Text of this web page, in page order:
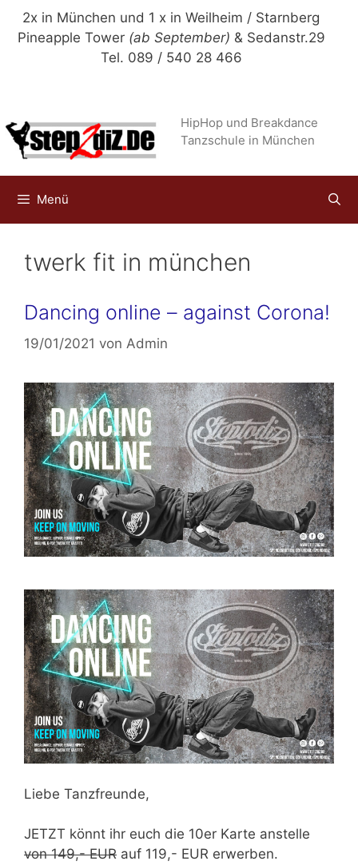
Zum
Inhalt
2x in München und 1 x in Weilheim / Starnberg
Pineapple Tower (ab September) & Sedanstr.29
Tel. 089 / 540 28 466
HipHop und Breakdance
Tanzschule in München
Menü
twerk fit in münchen
Dancing online – against Corona!
19/01/2021 von Admin
Liebe Tanzfreunde,
JETZT könnt ihr euch die 10er Karte anstelle
von 149,- EUR auf 119,- EUR erwerben.